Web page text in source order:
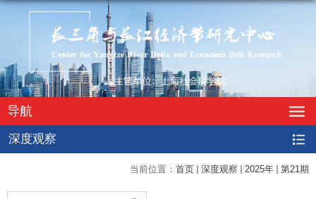
导航
深度观察
当前位置： 首页 深度观察 2025年 第21期